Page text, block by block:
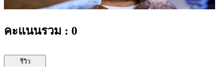
คะแนนรวม : 0
รีวิว